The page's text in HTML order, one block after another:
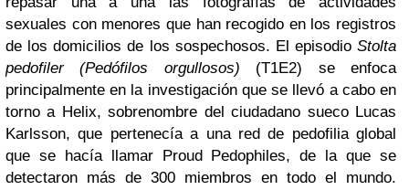
sexuales con menores que han recogido en los registros
de los domicilios de los sospechosos. El episodio Stolta
pedofiler (Pedófilos orgullosos) (T1E2) se enfoca
principalmente en la investigación que se llevó a cabo en
torno a Helix, sobrenombre del ciudadano sueco Lucas
Karlsson, que pertenecía a una red de pedofilia global
que se hacía llamar Proud Pedophiles, de la que se
detectaron más de 300 miembros en todo el mundo.